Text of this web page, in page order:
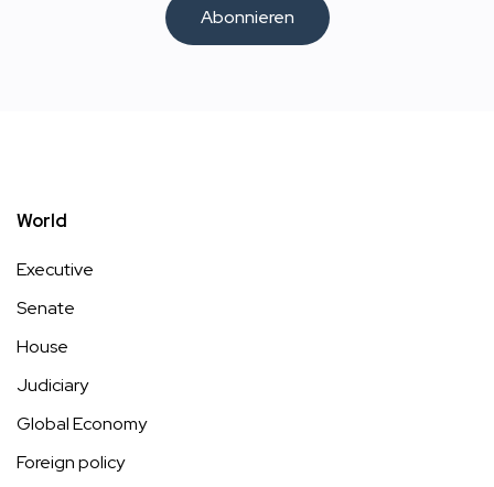
Abonnieren
World
Executive
Senate
House
Judiciary
Global Economy
Foreign policy